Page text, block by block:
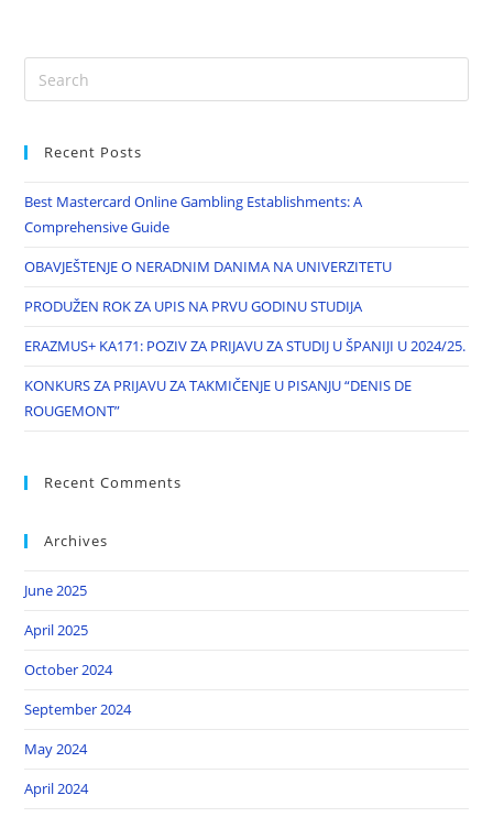
Recent Posts
Best Mastercard Online Gambling Establishments: A
Comprehensive Guide
OBAVJEŠTENJE O NERADNIM DANIMA NA UNIVERZITETU
PRODUŽEN ROK ZA UPIS NA PRVU GODINU STUDIJA
ERAZMUS+ KA171: POZIV ZA PRIJAVU ZA STUDIJ U ŠPANIJI U 2024/25.
KONKURS ZA PRIJAVU ZA TAKMIČENJE U PISANJU “DENIS DE
ROUGEMONT”
Recent Comments
Archives
June 2025
April 2025
October 2024
September 2024
May 2024
April 2024